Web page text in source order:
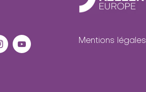
Mentions légales